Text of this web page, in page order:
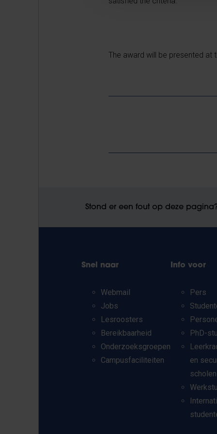
The award will be presented at
Stond er een fout op deze
Snel naar
Webmail
Jobs
Lesroosters
Bereikbaarheid
Onderzoeksgroepen
Campusfaciliteiten
Info voor
Pers
PhD-
en
scholen